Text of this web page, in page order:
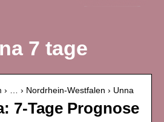
7 tage
› … › Nordrhein-Westfalen › Unna
7-Tage Prognose